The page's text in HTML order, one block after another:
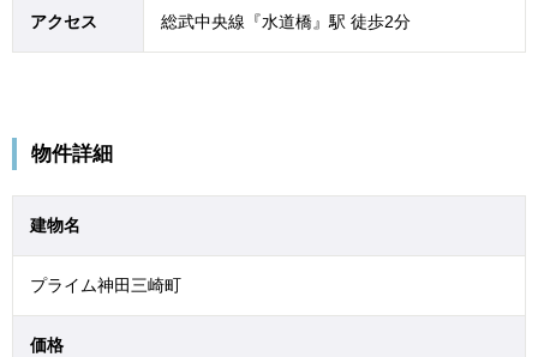
アクセス 総武中央線『水道橋』駅 徒歩2分
物件詳細
建物名
プライム神田三崎町
価格